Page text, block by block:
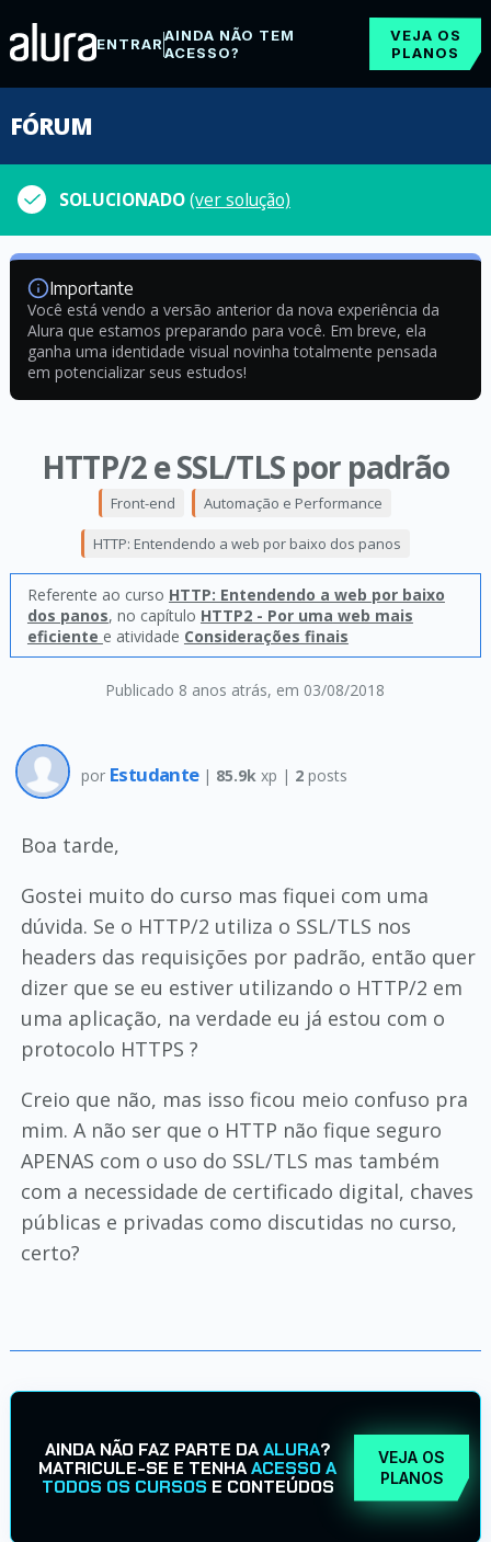
ENTRARAINDA NÃO TEM
ACESSO?
VEJA OS
PLANOS
FÓRUM
SOLUCIONADO(ver solução)
Importante
Você está vendo a versão anterior da nova experiência da
Alura que estamos preparando para você. Em breve, ela
ganha uma identidade visual novinha totalmente pensada
em potencializar seus estudos!
HTTP/2 e SSL/TLS por padrão
Publicado 8 anos atrás, em 03/08/2018
Front-end Automação e Performance
HTTP: Entendendo a web por baixo dos panos
Referente ao curso HTTP: Entendendo a web por baixo
dos panos, no capítulo HTTP2 - Por uma web mais
eficiente e atividade Considerações finais
por Estudante | 85.9k xp | 2posts
Boa tarde,
Gostei muito do curso mas fiquei com uma
dúvida. Se o HTTP/2 utiliza o SSL/TLS nos
headers das requisições por padrão, então quer
dizer que se eu estiver utilizando o HTTP/2 em
uma aplicação, na verdade eu já estou com o
protocolo HTTPS ?
Creio que não, mas isso ficou meio confuso pra
mim. A não ser que o HTTP não fique seguro
APENAS com o uso do SSL/TLS mas também
com a necessidade de certificado digital, chaves
públicas e privadas como discutidas no curso,
certo?
AINDA NÃO FAZ PARTE DAALURA?
MATRICULE-SE E TENHAACESSO A
TODOS OS CURSOS E CONTEÚDOS
VEJA OS
PLANOS